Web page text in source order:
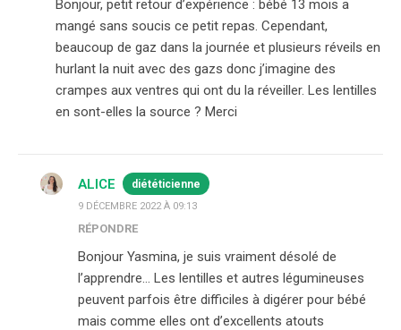
Bonjour, petit retour d’expérience : bébé 13 mois a
mangé sans soucis ce petit repas. Cependant,
beaucoup de gaz dans la journée et plusieurs réveils en
hurlant la nuit avec des gazs donc j’imagine des
crampes aux ventres qui ont du la réveiller. Les lentilles
en sont-elles la source ? Merci
ALICE diététicienne
9 DÉCEMBRE 2022 À 09:13
RÉPONDRE
Bonjour Yasmina, je suis vraiment désolé de
l’apprendre… Les lentilles et autres légumineuses
peuvent parfois être difficiles à digérer pour bébé
mais comme elles ont d’excellents atouts